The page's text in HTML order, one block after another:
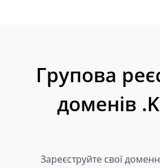
Групова
доменів
Зареєструйте свої